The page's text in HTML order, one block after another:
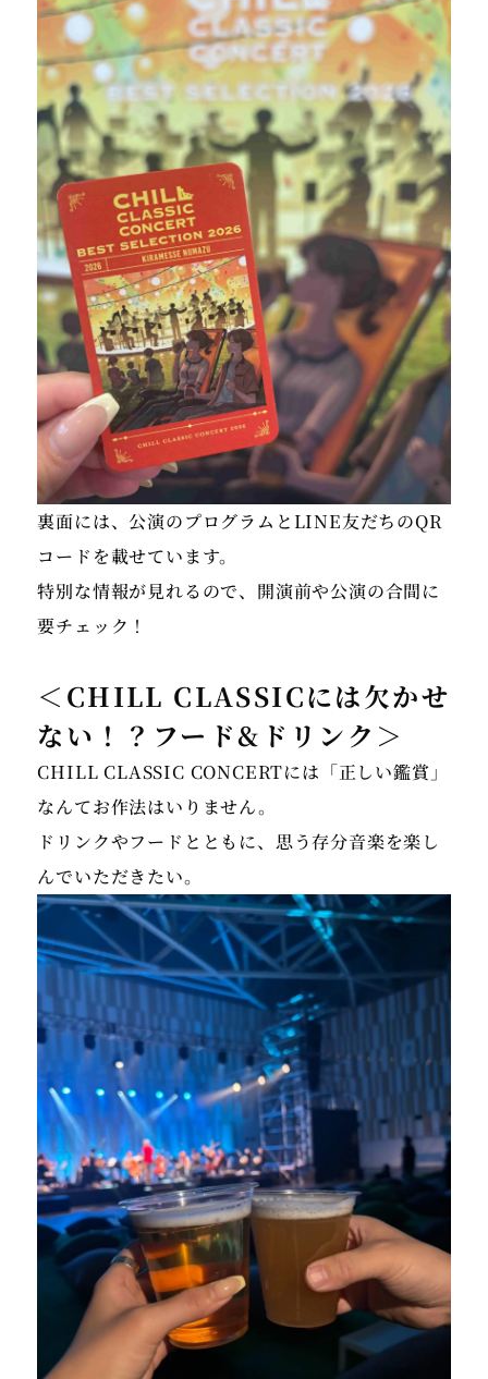
裏面には、公演のプログラムとLINE友だちのQR
コードを載せています。
特別な情報が見れるので、開演前や公演の合間に
＜CHILL CLASSICには欠かせ
ない！？フード&ドリンク＞
CHILL CLASSIC CONCERTには「正しい鑑賞」
なんてお作法はいりません。
ドリンクやフードとともに、思う存分音楽を楽し